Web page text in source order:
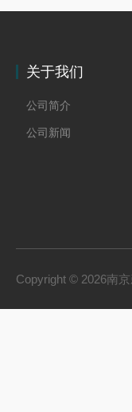
关于我们
公司简介
公司新闻
Copyright © 2026南